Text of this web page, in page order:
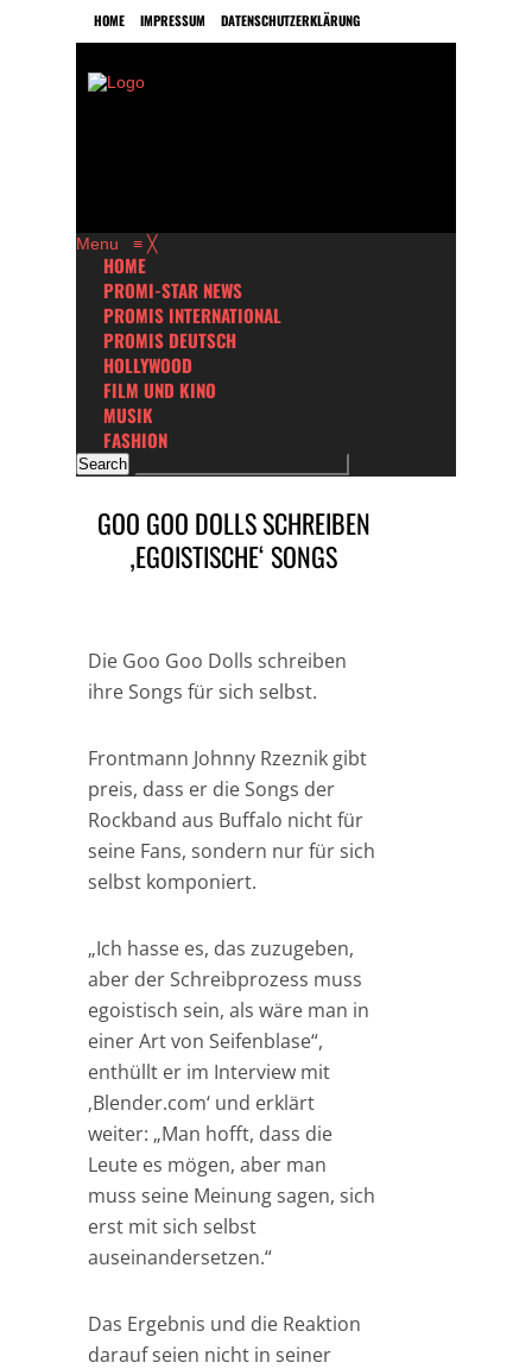
HOME IMPRESSUM DATENSCHUTZERKLÄRUNG
Menu ≡ ╳
HOME
PROMI-STAR NEWS
PROMIS INTERNATIONAL
PROMIS DEUTSCH
HOLLYWOOD
FILM UND KINO
MUSIK
FASHION
GOO GOO DOLLS SCHREIBEN
‚EGOISTISCHE‘ SONGS
Die Goo Goo Dolls schreiben
ihre Songs für sich selbst.
Frontmann Johnny Rzeznik gibt
preis, dass er die Songs der
Rockband aus Buffalo nicht für
seine Fans, sondern nur für sich
selbst komponiert.
„Ich hasse es, das zuzugeben,
aber der Schreibprozess muss
egoistisch sein, als wäre man in
einer Art von Seifenblase“,
enthüllt er im Interview mit
‚Blender.com‘ und erklärt
weiter: „Man hofft, dass die
Leute es mögen, aber man
muss seine Meinung sagen, sich
erst mit sich selbst
auseinandersetzen.“
Das Ergebnis und die Reaktion
darauf seien nicht in seiner